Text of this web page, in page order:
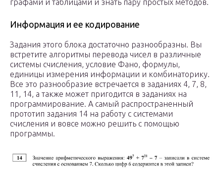
графами и таблицами и знать пару простых методов.
Информация и ее кодирование
Задания этого блока достаточно разнообразны. Вы
встретите алгоритмы перевода чисел в различные
системы счисления, условие Фано, формулы,
единицы измерения информации и комбинаторику.
Все это разнообразие встречается в заданиях 4, 7, 8,
11, 14, а также может пригодится в заданиях на
программирование. А самый распространенный
прототип задания 14 на работу с системами
счисления и вовсе можно решить с помощью
программы.